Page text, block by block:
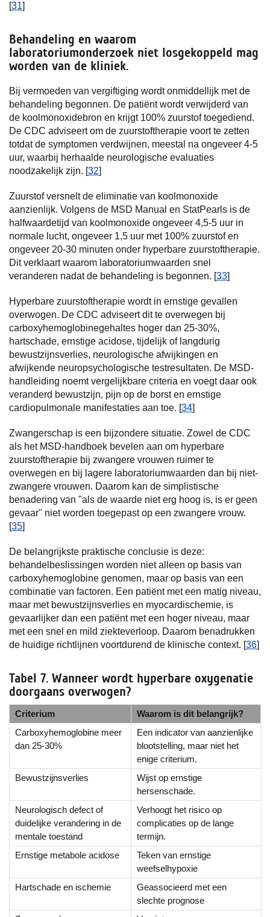
[31]
Behandeling en waarom
laboratoriumonderzoek niet losgekoppeld mag
worden van de kliniek.
Bij vermoeden van vergiftiging wordt onmiddellijk met de
behandeling begonnen. De patiënt wordt verwijderd van
de koolmonoxidebron en krijgt 100% zuurstof toegediend.
De CDC adviseert om de zuurstoftherapie voort te zetten
totdat de symptomen verdwijnen, meestal na ongeveer 4-5
uur, waarbij herhaalde neurologische evaluaties
noodzakelijk zijn. [32]
Zuurstof versnelt de eliminatie van koolmonoxide
aanzienlijk. Volgens de MSD Manual en StatPearls is de
halfwaardetijd van koolmonoxide ongeveer 4,5-5 uur in
normale lucht, ongeveer 1,5 uur met 100% zuurstof en
ongeveer 20-30 minuten onder hyperbare zuurstoftherapie.
Dit verklaart waarom laboratoriumwaarden snel
veranderen nadat de behandeling is begonnen. [33]
Hyperbare zuurstoftherapie wordt in ernstige gevallen
overwogen. De CDC adviseert dit te overwegen bij
carboxyhemoglobinegehaltes hoger dan 25-30%,
hartschade, ernstige acidose, tijdelijk of langdurig
bewustzijnsverlies, neurologische afwijkingen en
afwijkende neuropsychologische testresultaten. De MSD-
handleiding noemt vergelijkbare criteria en voegt daar ook
veranderd bewustzijn, pijn op de borst en ernstige
cardiopulmonale manifestaties aan toe. [34]
Zwangerschap is een bijzondere situatie. Zowel de CDC
als het MSD-handboek bevelen aan om hyperbare
zuurstoftherapie bij zwangere vrouwen ruimer te
overwegen en bij lagere laboratoriumwaarden dan bij niet-
zwangere vrouwen. Daarom kan de simplistische
benadering van "als de waarde niet erg hoog is, is er geen
gevaar" niet worden toegepast op een zwangere vrouw.
[35]
De belangrijkste praktische conclusie is deze:
behandelbeslissingen worden niet alleen op basis van
carboxyhemoglobine genomen, maar op basis van een
combinatie van factoren. Een patiënt met een matig niveau,
maar met bewustzijnsverlies en myocardischemie, is
gevaarlijker dan een patiënt met een hoger niveau, maar
met een snel en mild ziekteverloop. Daarom benadrukken
de huidige richtlijnen voortdurend de klinische context. [36]
Tabel 7. Wanneer wordt hyperbare oxygenatie
doorgaans overwogen?
Criterium
Waarom is dit belangrijk?
Carboxyhemoglobine meer
dan 25-30%
Een indicator van aanzienlijke
blootstelling, maar niet het
enige criterium.
Bewustzijnsverlies
Wijst op ernstige
hersenschade.
Neurologisch defect of
duidelijke verandering in de
mentale toestand
Verhoogt het risico op
complicaties op de lange
termijn.
Ernstige metabole acidose
Teken van ernstige
weefselhypoxie
Hartschade en ischemie
Geassocieerd met een
slechte prognose